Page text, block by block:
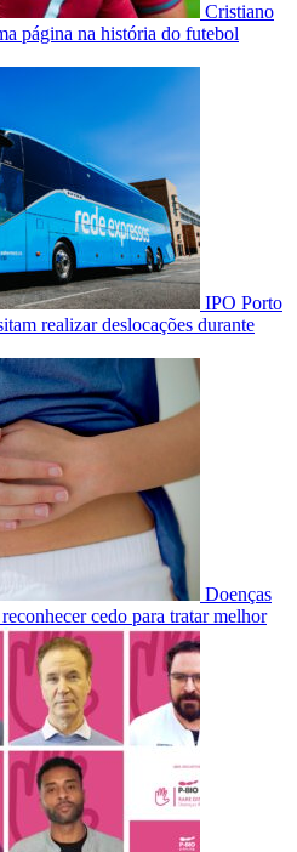
Cristiano
página na história do futebol
IPO Porto
realizar deslocações durante
Doenças
cedo para tratar melhor